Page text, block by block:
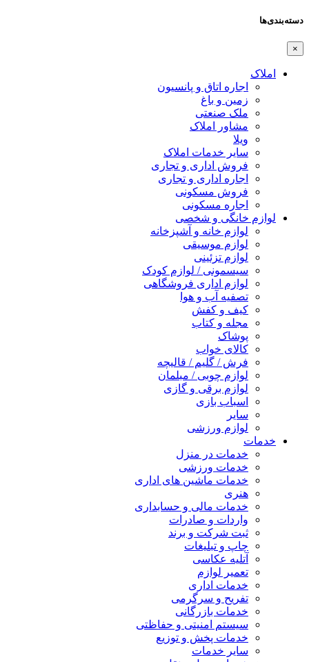
دسته‌بندی‌ها
×
املاک
اجاره اتاق و پانسیون
زمین و باغ
ملک صنعتی
مشاور املاک
ویلا
سایر خدمات املاک
فروش اداری و تجاری
اجاره اداری و تجاری
فروش مسکونی
اجاره مسکونی
لوازم خانگی و شخصی
لوازم خانه و آشپزخانه
لوازم موسیقی
لوازم تزئینی
سیسمونی / لوازم کودک
لوازم اداری فروشگاهی
تصفیه آب و هوا
کیف و کفش
مجله و کتاب
پوشاک
کالای خواب
فرش / گلیم / قالیچه
لوازم چوبی / مبلمان
لوازم برقی و گازی
اسباب بازی
سایر
لوازم ورزشی
خدمات
خدمات در منزل
خدمات ورزشی
خدمات ماشین های اداری
هنری
خدمات مالی و حسابداری
واردات و صادرات
ثبت شرکت و برند
چاپ و تبلیغات
آتلیه عکاسی
تعمیر لوازم
خدمات اداری
تفریح و سرگرمی
خدمات بازرگانی
سیستم امنیتی و حفاظتی
خدمات پخش و توزیع
سایر خدمات